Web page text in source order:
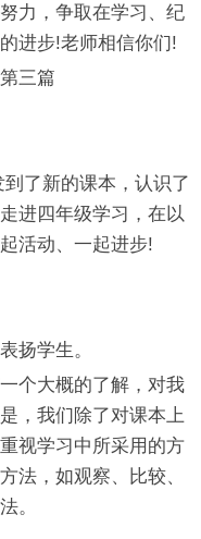
力，争取在学习、纪
进步!老师相信你们!
三篇
了新的课本，认识了
进四年级学习，在以
活动、一起进步!
扬学生。
个大概的了解，对我
，我们除了对课本上
视学习中所采用的方
法，如观察、比较、
。